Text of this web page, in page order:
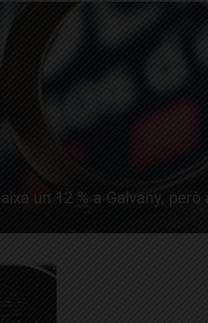
un 12 % a Galvany,